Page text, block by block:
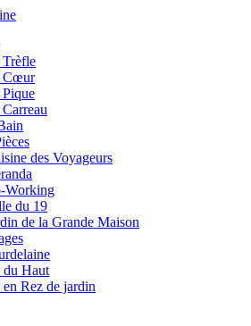
Cœur
des Voyageurs
Working
du 19
de la Grande Maison
du Haut
Rez de jardin